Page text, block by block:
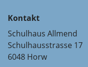
Kontakt
Schulhaus Allmend
Schulhausstrasse 17
6048 Horw